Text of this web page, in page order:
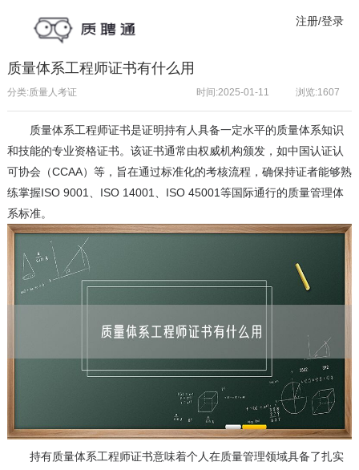
注册/登录
质量体系工程师证书有什么用
分类:质量人考证 浏览:1607
时间:2025-01-11
质量体系工程师证书是证明持有人具备一定水平的质量体系知识
和技能的专业资格证书。该证书通常由权威机构颁发，如中国认证认
可协会（CCAA）等，旨在通过标准化的考核流程，确保持证者能够熟
练掌握ISO 9001、ISO 14001、ISO 45001等国际通行的质量管理体
系标准。
持有质量体系工程师证书意味着个人在质量管理领域具备了扎实